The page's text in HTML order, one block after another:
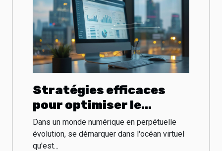
Stratégies efficaces
pour optimiser le
référencement de votre
site d'entreprise
Dans un monde numérique en perpétuelle
évolution, se démarquer dans l'océan virtuel
qu'est...